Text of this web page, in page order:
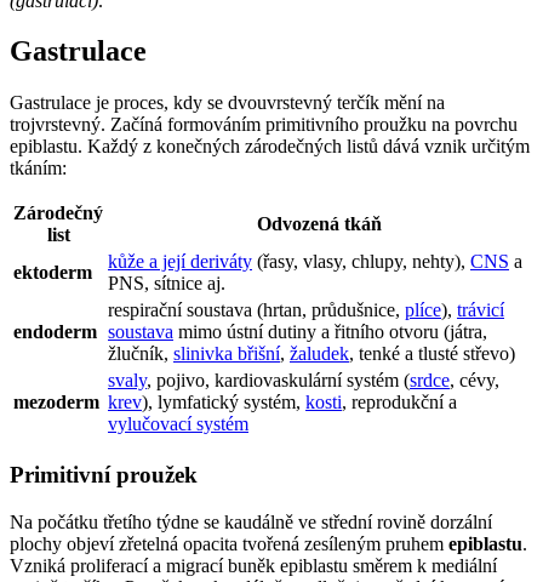
Gastrulace
Gastrulace je proces, kdy se dvouvrstevný terčík mění na
trojvrstevný. Začíná formováním primitivního proužku na povrchu
epiblastu. Každý z konečných zárodečných listů dává vznik určitým
tkáním:
Zárodečný
list
Odvozená tkáň
ektoderm
kůže a její deriváty (řasy, vlasy, chlupy, nehty), CNS a
PNS, sítnice aj.
endoderm
respirační soustava (hrtan, průdušnice, plíce), trávicí
soustava mimo ústní dutiny a řitního otvoru (játra,
žlučník, slinivka břišní, žaludek, tenké a tlusté střevo)
mezoderm
svaly, pojivo, kardiovaskulární systém (srdce, cévy,
krev), lymfatický systém, kosti, reprodukční a
vylučovací systém
Primitivní proužek
Na počátku třetího týdne se kaudálně ve střední rovině dorzální
plochy objeví zřetelná opacita tvořená zesíleným pruhem epiblastu.
Vzniká proliferací a migrací buněk epiblastu směrem k mediální